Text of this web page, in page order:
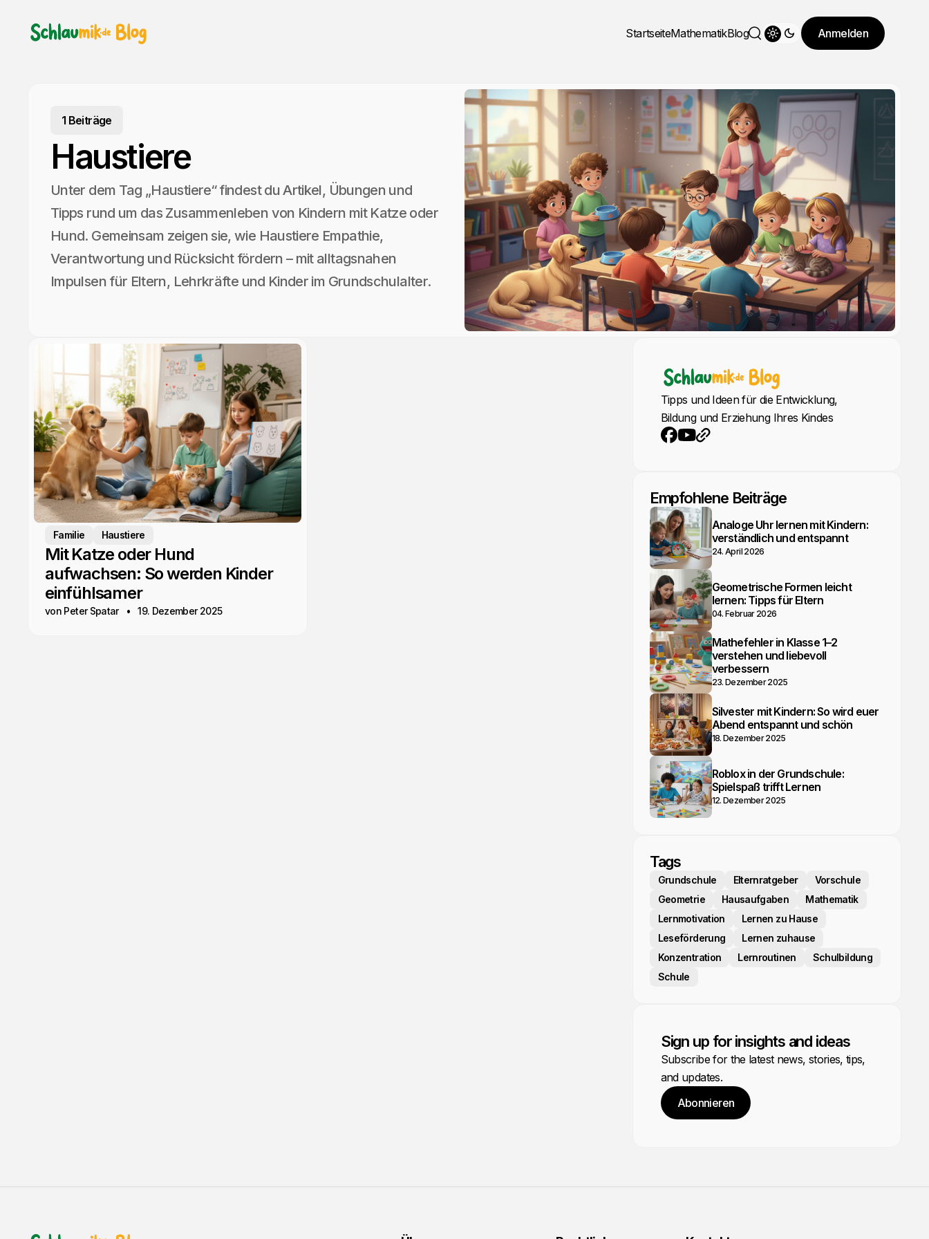
StartseiteMathematikBlog
Theme wechseln
Anmelden
1 Beiträge
Haustiere
Unter dem Tag „Haustiere“ findest du Artikel, Übungen und
Tipps rund um das Zusammenleben von Kindern mit Katze oder
Hund. Gemeinsam zeigen sie, wie Haustiere Empathie,
Verantwortung und Rücksicht fördern – mit alltagsnahen
Impulsen für Eltern, Lehrkräfte und Kinder im Grundschulalter.
Familie Haustiere
Mit Katze oder Hund
aufwachsen: So werden Kinder
einfühlsamer
von Peter Spatar 19. Dezember 2025
Tipps und Ideen für die Entwicklung,
Bildung und Erziehung Ihres Kindes
Empfohlene Beiträge
Analoge Uhr lernen mit Kindern:
verständlich und entspannt
24. April 2026
Geometrische Formen leicht
lernen: Tipps für Eltern
04. Februar 2026
Mathefehler in Klasse 1–2
verstehen und liebevoll
verbessern
23. Dezember 2025
Silvester mit Kindern: So wird euer
Abend entspannt und schön
18. Dezember 2025
Roblox in der Grundschule:
Spielspaß trifft Lernen
12. Dezember 2025
Tags
Grundschule Elternratgeber
Vorschule
Geometrie
Hausaufgaben
Mathematik
Lernmotivation
Lernen zu Hause
Leseförderung
Lernen zuhause
Konzentration
Lernroutinen
Schulbildung
Schule
Sign up for insights and ideas
Subscribe for the latest news, stories, tips,
and updates.
Abonnieren